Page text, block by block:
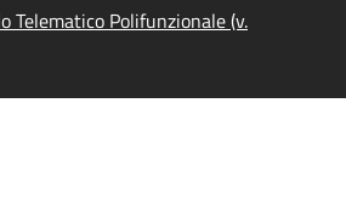
Telematico Polifunzionale (v.